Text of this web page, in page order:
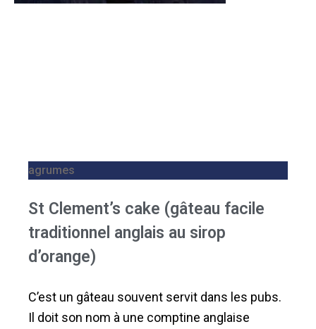
agrumes
St Clement’s cake (gâteau facile
traditionnel anglais au sirop
d’orange)
C’est un gâteau souvent servit dans les pubs.
Il doit son nom à une comptine anglaise